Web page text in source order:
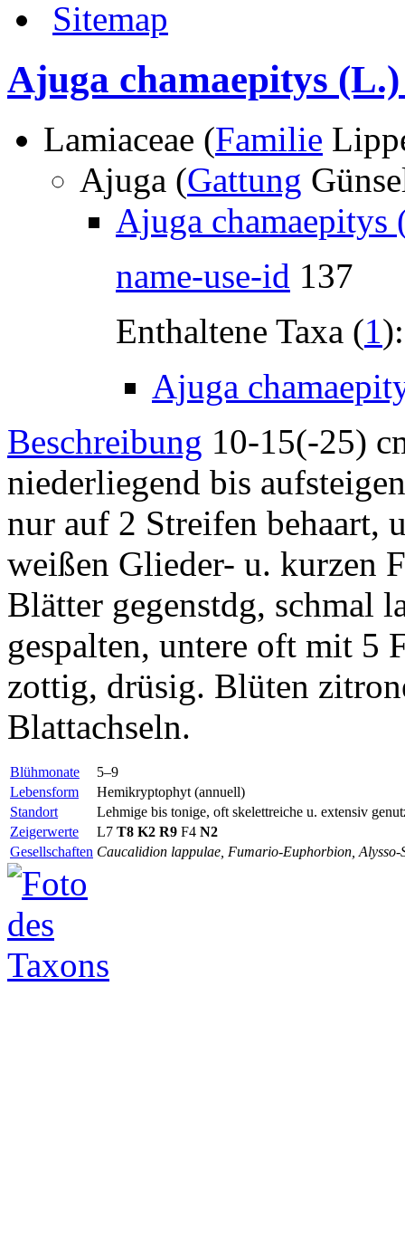
Sitemap
Ajuga chamaepitys
Lamiaceae (Familie
Ajuga (Gattung
Ajuga chamaepitys
name-use-id 137
Enthaltene Taxa (1):
Ajuga
Beschreibung 10-15(-25)
niederliegend bis
nur auf 2 Streifen behaart,
weißen Glieder- u. kurzen
Blätter gegenstdg, schmal
gespalten, untere oft mit 5
zottig, drüsig. Blüten
Blattachseln.
Blühmonate
5–9
Lebensform
Hemikryptophyt (annuell)
Standort
Lehmige bis tonige, oft skelettreiche u. extensiv
Zeigerwerte
L7 T8 K2 R9 F4 N2
Gesellschaften Caucalidion lappulae, Fumario-Euphorbion, Alysso-